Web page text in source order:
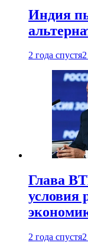
Индия
2 года спустя
Глава
условия
2 года спустя